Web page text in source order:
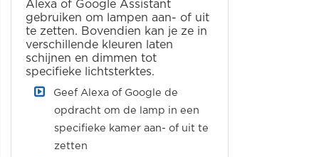
Alexa of Google Assistant
gebruiken om lampen aan- of uit
te zetten. Bovendien kan je ze in
verschillende kleuren laten
schijnen en dimmen tot
specifieke lichtsterktes.
Geef Alexa of Google de
opdracht om de lamp in een
specifieke kamer aan- of uit te
zetten